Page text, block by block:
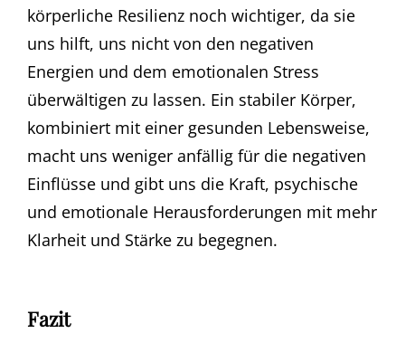
körperliche Resilienz noch wichtiger, da sie
uns hilft, uns nicht von den negativen
Energien und dem emotionalen Stress
überwältigen zu lassen. Ein stabiler Körper,
kombiniert mit einer gesunden Lebensweise,
macht uns weniger anfällig für die negativen
Einflüsse und gibt uns die Kraft, psychische
und emotionale Herausforderungen mit mehr
Klarheit und Stärke zu begegnen.
Fazit